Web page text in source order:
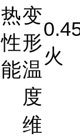
热
性
能
变
形
温
度
火
维